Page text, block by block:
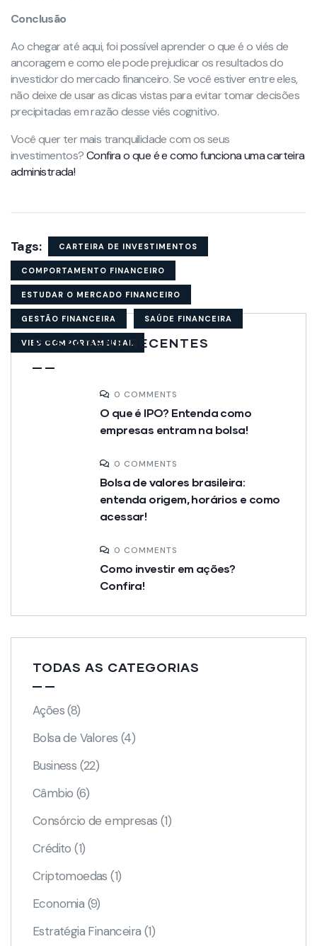
Conclusão
Ao chegar até aqui, foi possível aprender o que é o viés de
ancoragem e como ele pode prejudicar os resultados do
investidor do mercado financeiro. Se você estiver entre eles,
não deixe de usar as dicas vistas para evitar tomar decisões
precipitadas em razão desse viés cognitivo.
Você quer ter mais tranquilidade com os seus
investimentos?Confira o que é e como funciona uma carteira
administrada!
Tags: CARTEIRA DE INVESTIMENTOS
COMPORTAMENTO FINANCEIRO
ESTUDAR O MERCADO FINANCEIRO
GESTÃO FINANCEIRA SAÚDE FINANCEIRA
VIES COMPORTAMENTAL
POSTAGENS RECENTES
0 COMMENTS
O que é IPO? Entenda como
empresas entram na bolsa!
0 COMMENTS
Bolsa de valores brasileira:
entenda origem, horários e como
acessar!
0 COMMENTS
Como investir em ações?
Confira!
TODAS AS CATEGORIAS
Ações (8)
Bolsa de Valores (4)
Business (22)
Câmbio (6)
Consórcio de empresas (1)
Crédito (1)
Criptomoedas (1)
Economia (9)
Estratégia Financeira (1)